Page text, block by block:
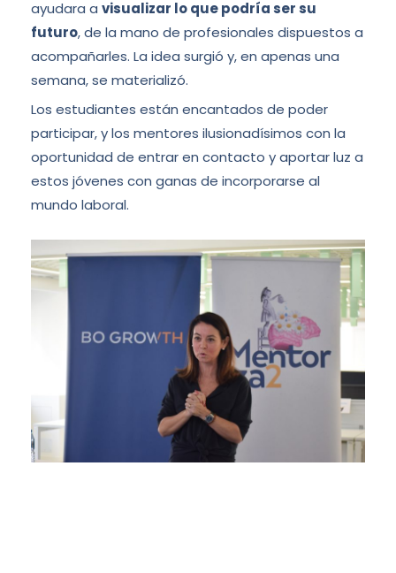
ayudara a visualizar lo que podría ser su
futuro, de la mano de profesionales dispuestos a
acompañarles. La idea surgió y, en apenas una
semana, se materializó.
Los estudiantes están encantados de poder
participar, y los mentores ilusionadísimos con la
oportunidad de entrar en contacto y aportar luz a
estos jóvenes con ganas de incorporarse al
mundo laboral.